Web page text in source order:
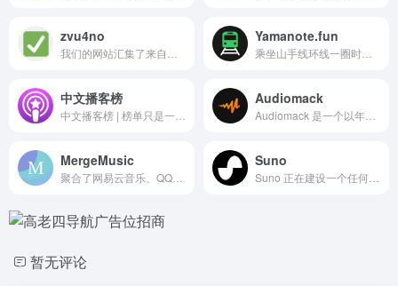
zvu4no Yamanote.fun
中文播客榜 Audiomack
MergeMusic Suno
暂无评论